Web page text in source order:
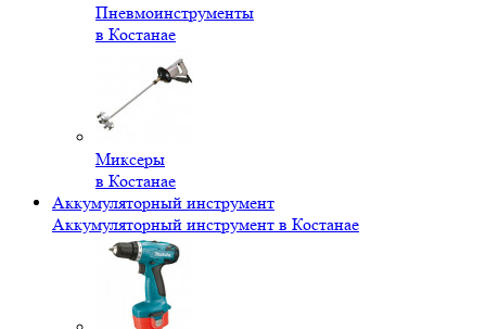
Пневмоинструменты
в Костанае
Миксеры
в Костанае
Аккумуляторный инструмент
Аккумуляторный инструмент в Костанае